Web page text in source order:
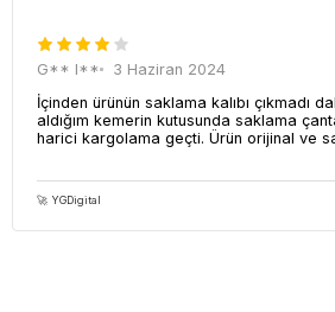
G** I**
3 Haziran 2024
İçinden ürünün saklama kalıbı çıkmadı
aldığım kemerin kutusunda saklama
harici kargolama geçti. Ürün orijinal ve
🚀 YGDigital